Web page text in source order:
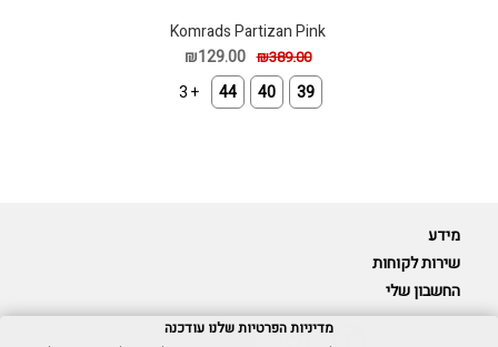
Komrads Partizan Pink
₪389.00
₪129.00
39
40
44
+ 3
מידע
שירות לקוחות
החשבון שלי
מדיניות הפרטיות שלנו עודכנה